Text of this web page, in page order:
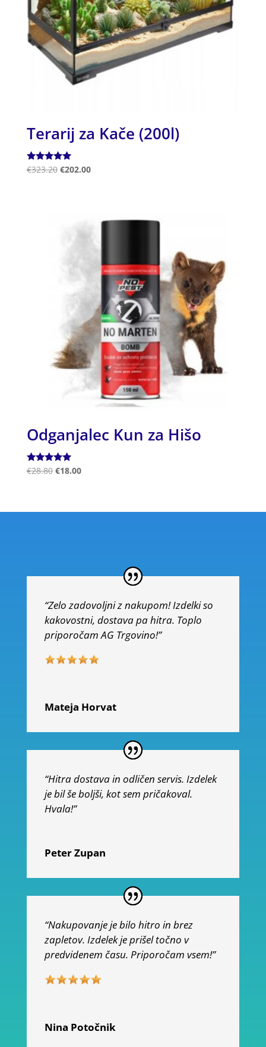
Terarij za Kače (200l)
Ocenjeno
€323.20 €202.00
Odganjalec Kun za Hišo
Ocenjeno
€28.80 €18.00
“Zelo zadovoljni z nakupom! Izdelki so
kakovostni, dostava pa hitra. Toplo
priporočam AG Trgovino!”
Mateja Horvat
“Hitra dostava in odličen servis. Izdelek
je bil še boljši, kot sem pričakoval.
Hvala!”
Peter Zupan
“Nakupovanje je bilo hitro in brez
zapletov. Izdelek je prišel točno v
predvidenem času. Priporočam vsem!”
Nina Potočnik